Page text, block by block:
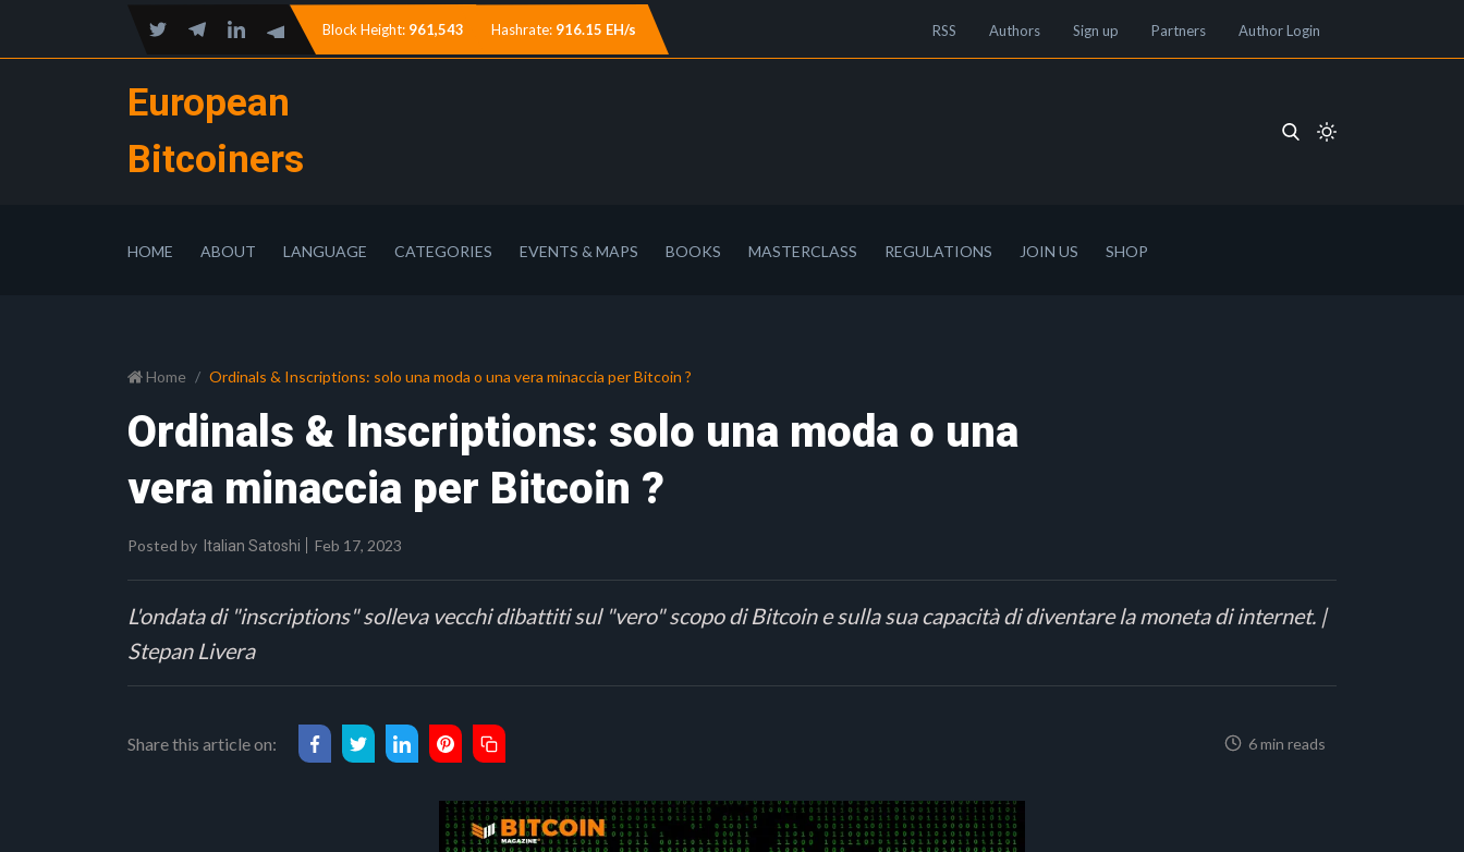
Block Height: 961,543 Hashrate: 916.15 EH/s RSS Authors Sign up Partners Author Login
European
Bitcoiners
HOME ABOUT LANGUAGE CATEGORIES EVENTS & MAPS BOOKS MASTERCLASS REGULATIONS JOIN US SHOP
Home Ordinals & Inscriptions: solo una moda o una vera minaccia per Bitcoin ?
Ordinals & Inscriptions: solo una moda o una
vera minaccia per Bitcoin ?
Posted by Italian Satoshi Feb 17, 2023
L'ondata di "inscriptions" solleva vecchi dibattiti sul "vero" scopo di Bitcoin e sulla sua capacità di diventare la moneta di internet. |
Stepan Livera
Share this article on: 6 min reads